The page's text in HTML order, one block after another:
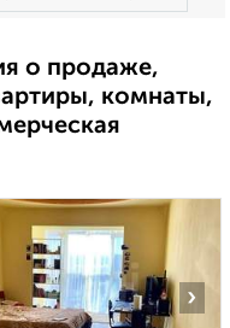
о продаже,
комнаты,
›